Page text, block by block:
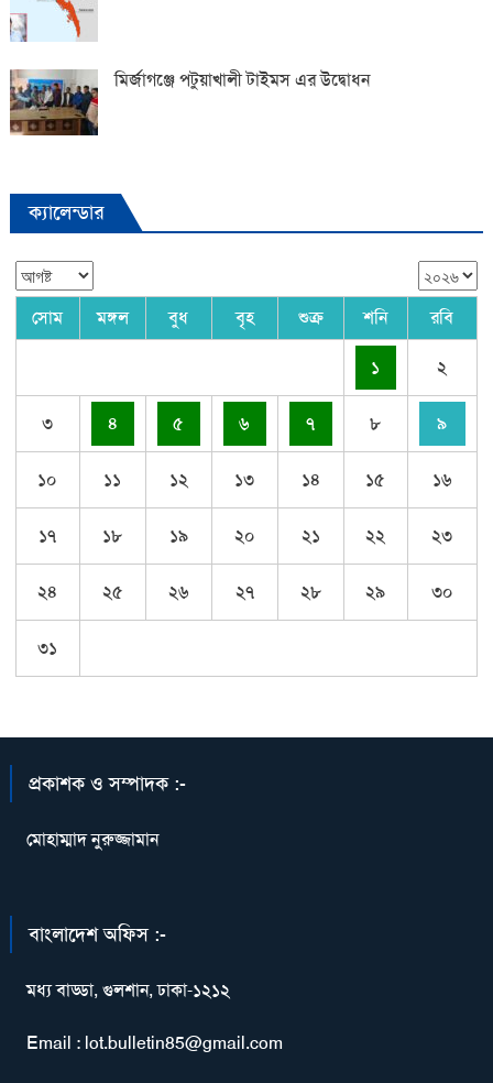
মির্জাগঞ্জে পটুয়াখালী টাইমস এর উদ্বোধন
ক্যালেন্ডার
সোম মঙ্গল বুধ বৃহ শুক্র শনি রবি
১ ২
৩ ৪ ৫ ৬ ৭ ৮ ৯
১০ ১১ ১২ ১৩ ১৪ ১৫ ১৬
১৭ ১৮ ১৯ ২০ ২১ ২২ ২৩
২৪ ২৫ ২৬ ২৭ ২৮ ২৯ ৩০
৩১
প্রকাশক ও সম্পাদক :-
মোহাম্মাদ নুরুজ্জামান
বাংলাদেশ অফিস :-
মধ্য বাড্ডা, গুলশান, ঢাকা-১২১২
Email : lot.bulletin85@gmail.com